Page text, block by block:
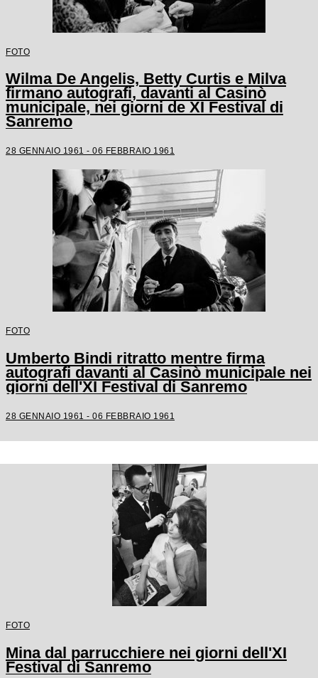
FOTO
Wilma De Angelis, Betty Curtis e Milva
firmano autografi, davanti al Casinò
municipale, nei giorni de XI Festival di
Sanremo
28 GENNAIO 1961 - 06 FEBBRAIO 1961
FOTO
Umberto Bindi ritratto mentre firma
autografi davanti al Casinò municipale nei
giorni dell'XI Festival di Sanremo
28 GENNAIO 1961 - 06 FEBBRAIO 1961
FOTO
Mina dal parrucchiere nei giorni dell'XI
Festival di Sanremo